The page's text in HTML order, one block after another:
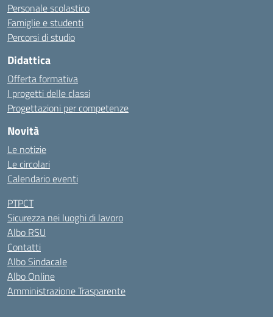
Personale scolastico
Famiglie e studenti
Percorsi di studio
Didattica
Offerta formativa
I progetti delle classi
Progettazioni per competenze
Novità
Le notizie
Le circolari
Calendario eventi
PTPCT
Sicurezza nei luoghi di lavoro
Albo RSU
Contatti
Albo Sindacale
Albo Online
Amministrazione Trasparente